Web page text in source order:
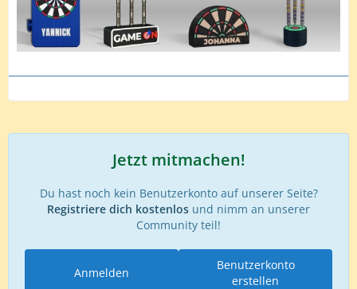
Jetzt mitmachen!
Du hast noch kein Benutzerkonto auf unserer Seite?
Registriere dich kostenlos und nimm an unserer
Community teil!
Benutzerkonto
erstellen
Anmelden